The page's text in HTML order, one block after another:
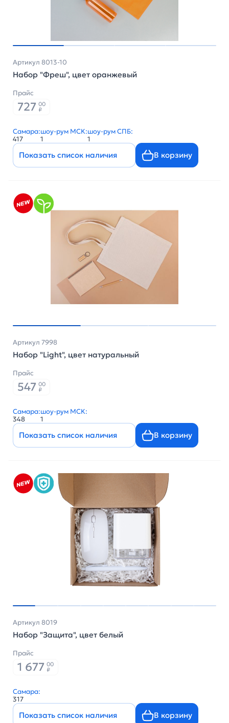
Артикул 8013-10
Набор "Фреш", цвет оранжевый
Прайс
727 00
₽
Самара:
417
шоу-рум МСК:
1
шоу-рум СПБ:
1
Показать список наличия В корзину
Артикул 7998
Набор "Light", цвет натуральный
Прайс
547 00
₽
Самара:
348
шоу-рум МСК:
1
Показать список наличия В корзину
Артикул 8019
Набор "Защита", цвет белый
Прайс
1 677 00
₽
Самара:
317
Показать список наличия В корзину